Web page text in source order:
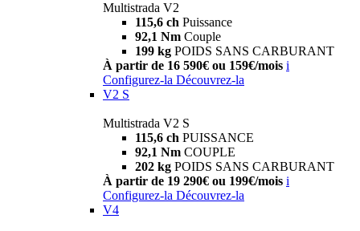
Multistrada V2
115,6 ch Puissance
92,1 Nm Couple
199 kg POIDS SANS CARBURANT
À partir de 16 590€ ou 159€/mois i
Configurez-la Découvrez-la
V2 S
Multistrada V2 S
115,6 ch PUISSANCE
92,1 Nm COUPLE
202 kg POIDS SANS CARBURANT
À partir de 19 290€ ou 199€/mois i
Configurez-la Découvrez-la
V4